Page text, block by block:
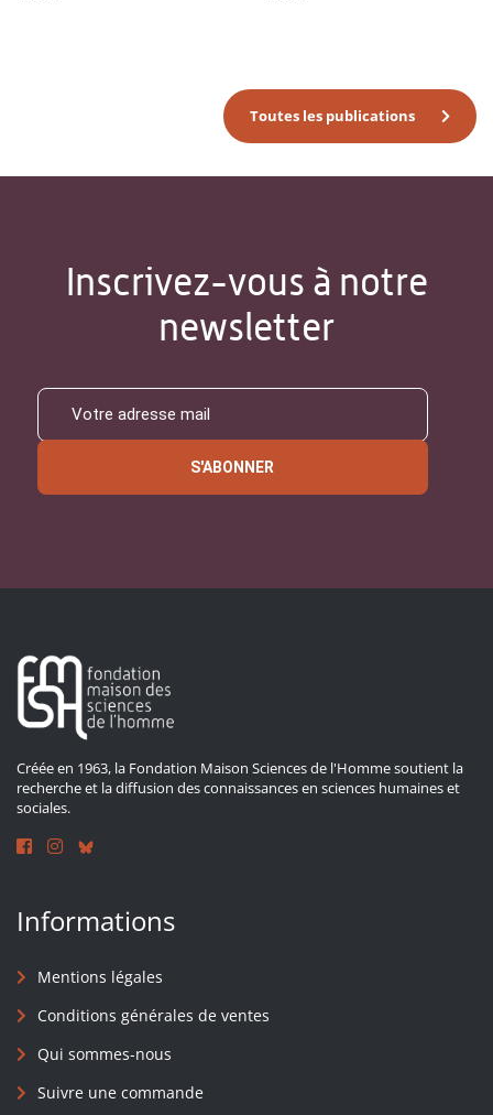
Toutes les publications
Inscrivez-vous à notre
newsletter
S'ABONNER
Créée en 1963, la Fondation Maison Sciences de l'Homme soutient la
recherche et la diffusion des connaissances en sciences humaines et
sociales.
Informations
Mentions légales
Conditions générales de ventes
Qui sommes-nous
Suivre une commande